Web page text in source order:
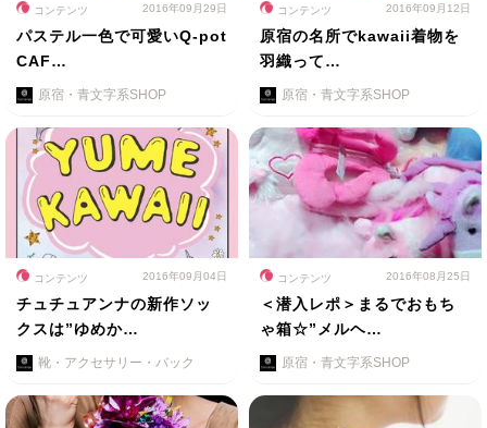
コンテンツ 2016年09月29日
パステル一色で可愛いQ-pot
CAF…
原宿・青文字系SHOP
コンテンツ 2016年09月12日
原宿の名所でkawaii着物を
羽織って…
原宿・青文字系SHOP
コンテンツ 2016年09月04日
チュチュアンナの新作ソッ
クスは”ゆめか…
靴・アクセサリー・バック
コンテンツ 2016年08月25日
＜潜入レポ＞まるでおもち
ゃ箱☆”メルヘ…
原宿・青文字系SHOP